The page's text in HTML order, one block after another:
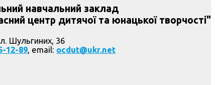
навчальний заклад
центр дитячої та юнацької творчості"
Шульгиних, 36
12-89, email: ocdut@ukr.net